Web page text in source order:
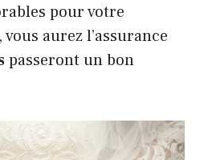
pour votre
aurez l’assurance
passeront un bon